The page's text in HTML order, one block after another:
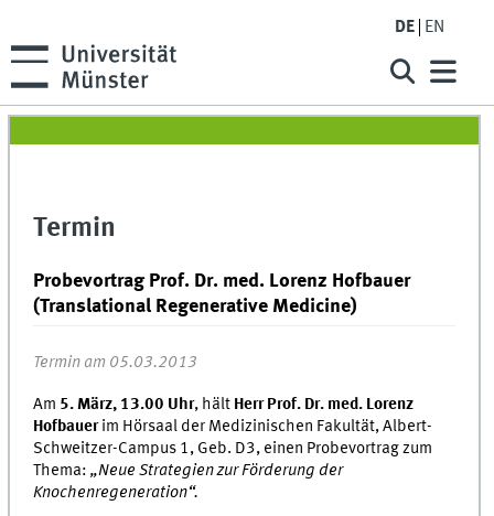
DE EN
Termin
Probevortrag Prof. Dr. med. Lorenz Hofbauer
(Translational Regenerative Medicine)
Termin am 05.03.2013
Am 5. März, 13.00 Uhr, hält Herr Prof. Dr. med. Lorenz
Hofbauerim Hörsaal der Medizinischen Fakultät, Albert-
Schweitzer-Campus 1, Geb. D3, einen Probevortrag zum
Thema:„Neue Strategien zur Förderung der
Knochenregeneration“.